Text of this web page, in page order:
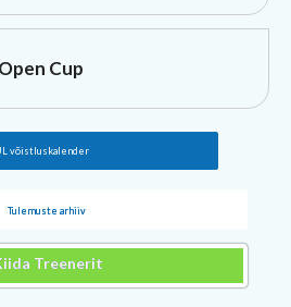
Cup
võistluskalender
Tulemuste arhiiv
Treenerit